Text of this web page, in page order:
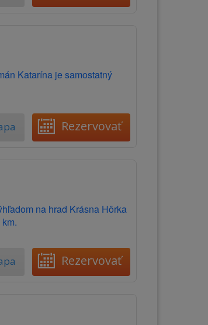
Katarína je samostatný
Rezervovať
na hrad Krásna Hôrka
Rezervovať